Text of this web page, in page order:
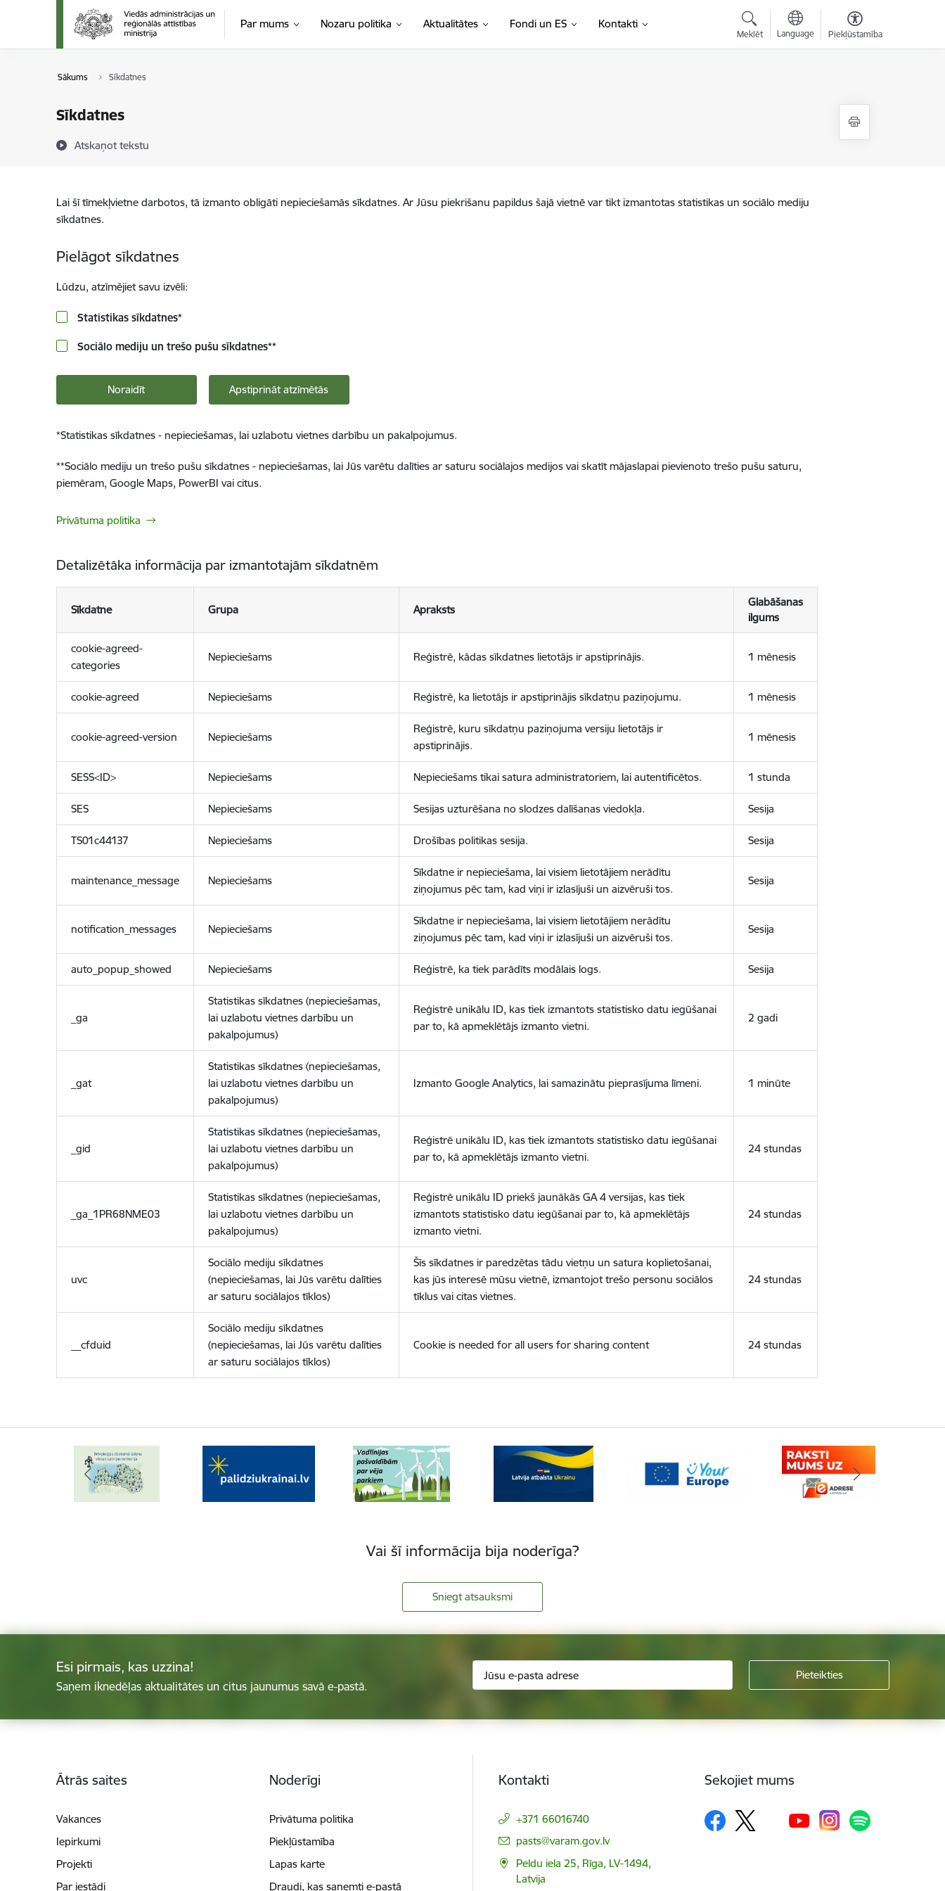
Pāriet uz lapas saturu
Par mums Nozaru politika Aktualitātes Fondi un ES Kontakti
Meklēt Language Piekļūstamība
Sākums Sīkdatnes
Sīkdatnes
Atskaņot tekstu
Lai šī tīmekļvietne darbotos, tā izmanto obligāti nepieciešamās sīkdatnes. Ar Jūsu piekrišanu papildus šajā vietnē var tikt izmantotas statistikas un sociālo mediju
sīkdatnes.
Pielāgot sīkdatnes
Lūdzu, atzīmējiet savu izvēli:
Statistikas sīkdatnes*
Sociālo mediju un trešo pušu sīkdatnes**
Noraidīt Apstiprināt atzīmētās
*Statistikas sīkdatnes - nepieciešamas, lai uzlabotu vietnes darbību un pakalpojumus.
**Sociālo mediju un trešo pušu sīkdatnes - nepieciešamas, lai Jūs varētu dalīties ar saturu sociālajos medijos vai skatīt mājaslapai pievienoto trešo pušu saturu,
piemēram, Google Maps, PowerBI vai citus.
Privātuma politika
Detalizētāka informācija par izmantotajām sīkdatnēm
Sīkdatne Grupa Apraksts
Glabāšanas
ilgums
cookie-agreed-
categories
Nepieciešams Reģistrē, kādas sīkdatnes lietotājs ir apstiprinājis. 1 mēnesis
cookie-agreed Nepieciešams Reģistrē, ka lietotājs ir apstiprinājis sīkdatņu paziņojumu. 1 mēnesis
cookie-agreed-version Nepieciešams
Reģistrē, kuru sīkdatņu paziņojuma versiju lietotājs ir
apstiprinājis.
1 mēnesis
SESS<ID> Nepieciešams Nepieciešams tikai satura administratoriem, lai autentificētos. 1 stunda
SES Nepieciešams Sesijas uzturēšana no slodzes dalīšanas viedokļa. Sesija
TS01c44137 Nepieciešams Drošības politikas sesija. Sesija
maintenance_message Nepieciešams
Sīkdatne ir nepieciešama, lai visiem lietotājiem nerādītu
ziņojumus pēc tam, kad viņi ir izlasījuši un aizvēruši tos.
Sesija
notification_messages Nepieciešams
Sīkdatne ir nepieciešama, lai visiem lietotājiem nerādītu
ziņojumus pēc tam, kad viņi ir izlasījuši un aizvēruši tos.
Sesija
auto_popup_showed Nepieciešams Reģistrē, ka tiek parādīts modālais logs. Sesija
_ga
Statistikas sīkdatnes (nepieciešamas,
lai uzlabotu vietnes darbību un
pakalpojumus)
Reģistrē unikālu ID, kas tiek izmantots statistisko datu iegūšanai
par to, kā apmeklētājs izmanto vietni.
2 gadi
_gat
Statistikas sīkdatnes (nepieciešamas,
lai uzlabotu vietnes darbību un
pakalpojumus)
Izmanto Google Analytics, lai samazinātu pieprasījuma līmeni. 1 minūte
_gid
Statistikas sīkdatnes (nepieciešamas,
lai uzlabotu vietnes darbību un
pakalpojumus)
Reģistrē unikālu ID, kas tiek izmantots statistisko datu iegūšanai
par to, kā apmeklētājs izmanto vietni.
24 stundas
_ga_1PR68NME03
Statistikas sīkdatnes (nepieciešamas,
lai uzlabotu vietnes darbību un
pakalpojumus)
Reģistrē unikālu ID priekš jaunākās GA 4 versijas, kas tiek
izmantots statistisko datu iegūšanai par to, kā apmeklētājs
izmanto vietni.
24 stundas
uvc
Sociālo mediju sīkdatnes
(nepieciešamas, lai Jūs varētu dalīties
ar saturu sociālajos tīklos)
Šīs sīkdatnes ir paredzētas tādu vietņu un satura koplietošanai,
kas jūs interesē mūsu vietnē, izmantojot trešo personu sociālos
tīklus vai citas vietnes.
24 stundas
__cfduid
Sociālo mediju sīkdatnes
(nepieciešamas, lai Jūs varētu dalīties
ar saturu sociālajos tīklos)
Cookie is needed for all users for sharing content 24 stundas
Vai šī informācija bija noderīga?
Sniegt atsauksmi
Esi pirmais, kas uzzina!
Saņem iknedēļas aktualitātes un citus jaunumus savā e-pastā.
Ātrās saites
Vakances
Iepirkumi
Projekti
Par iestādi
Noderīgi
Privātuma politika
Piekļūstamība
Lapas karte
Draudi, kas saņemti e-pastā
Kontakti
+371 66016740
E-pasts:
pasts@varam.gov.lv
Peldu iela 25, Rīga, LV-1494,
Latvija
Sekojiet mums